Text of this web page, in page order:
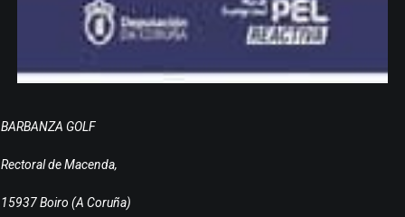
BARBANZA GOLF
Rectoral de Macenda,
15937 Boiro (A Coruña)